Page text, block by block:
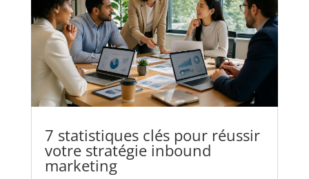
7 statistiques clés pour réussir
votre stratégie inbound
marketing